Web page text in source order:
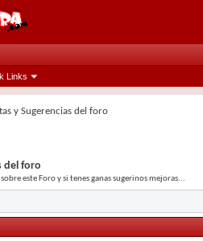
Links
y Sugerencias del foro
del foro
este Foro y si tenes ganas sugerinos mejoras...